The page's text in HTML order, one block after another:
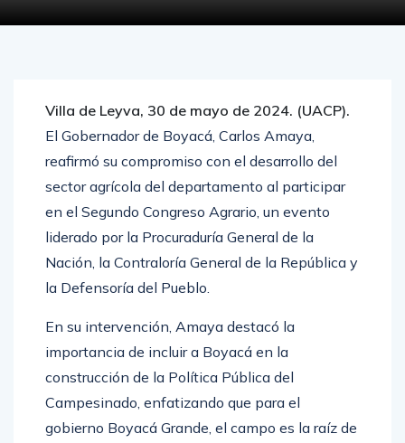
Villa de Leyva, 30 de mayo de 2024. (UACP).
El Gobernador de Boyacá, Carlos Amaya,
reafirmó su compromiso con el desarrollo del
sector agrícola del departamento al participar
en el Segundo Congreso Agrario, un evento
liderado por la Procuraduría General de la
Nación, la Contraloría General de la República y
la Defensoría del Pueblo.
En su intervención, Amaya destacó la
importancia de incluir a Boyacá en la
construcción de la Política Pública del
Campesinado, enfatizando que para el
gobierno Boyacá Grande, el campo es la raíz de